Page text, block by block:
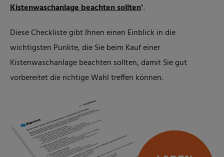
Kistenwaschanlage beachten sollten".
Diese Checkliste gibt Ihnen einen Einblick in die
wichtigsten Punkte, die Sie beim Kauf einer
Kistenwaschanlage beachten sollten, damit Sie gut
vorbereitet die richtige Wahl treffen können.